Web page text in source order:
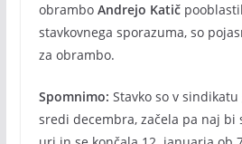
obrambo Andrejo Katič
stavkovnega sporazuma, so
za obrambo.
Spomnimo: Stavko so v
sredi decembra, začela pa naj bi